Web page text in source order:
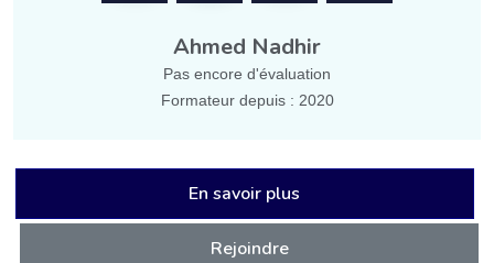
Ahmed Nadhir
Pas encore d'évaluation
Formateur depuis : 2020
En savoir plus
Rejoindre